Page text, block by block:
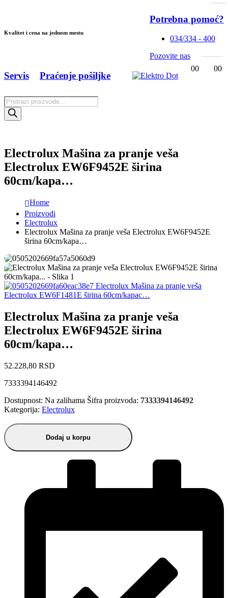
Kvalitet i cena na jednom mestu
Potrebna pomoć?
034/334 - 400
Pozovite nas
Products
search
Servis Praćenje pošiljke
00 00
Electrolux Mašina za pranje veša
Electrolux EW6F9452E širina
60cm/kapa…
Home
Proizvodi
Electrolux
Electrolux Mašina za pranje veša Electrolux EW6F9452E
širina 60cm/kapa…
Electrolux Mašina za pranje veša
Electrolux EW6F1481E širina 60cm/kapac…
Electrolux Mašina za pranje veša
Electrolux EW6F9452E širina
60cm/kapa…
52.228,80 RSD
7333394146492
Dostupnost: Na zalihama Šifra proizvoda: 7333394146492
Kategorija: Electrolux
Dodaj u korpu